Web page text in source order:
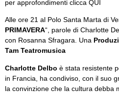
per approfondimenti clicca QUI
Alle ore 21 al Polo Santa Marta di
PRIMAVERA“, parole di Charlotte
con Rosanna Sfragara. Una
Tam Teatromusica
Charlotte Delbo è stata resistente
in Francia, ha condiviso, con il suo
la convinzione che la cultura debba